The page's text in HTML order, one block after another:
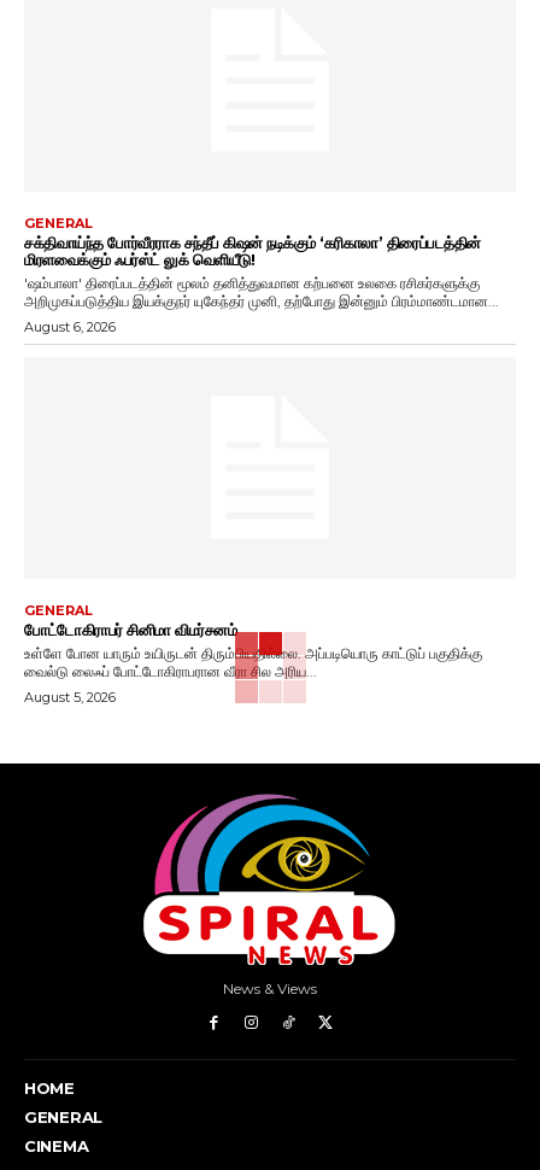
GENERAL
சக்திவாய்ந்த போர்வீரராக சந்தீப் கிஷன் நடிக்கும் ‘கரிகாலா’ திரைப்படத்தின்
மிரளவைக்கும் ஃபர்ஸ்ட் லுக் வெளியீடு!
'ஷம்பாலா' திரைப்படத்தின் மூலம் தனித்துவமான கற்பனை உலகை ரசிகர்களுக்கு
அறிமுகப்படுத்திய இயக்குநர் யுகேந்தர் முனி, தற்போது இன்னும் பிரம்மாண்டமான...
August 6, 2026
GENERAL
போட்டோகிராபர் சினிமா விமர்சனம்
உள்ளே போன யாரும் உயிருடன் திரும்பியதில்லை. அப்படியொரு காட்டுப் பகுதிக்கு
வைல்டு லைஃப் போட்டோகிராபரான வீரா சில அரிய...
August 5, 2026
News & Views
HOME
GENERAL
CINEMA